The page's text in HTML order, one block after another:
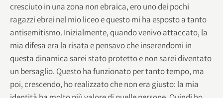
cresciuto in una zona non ebraica, ero uno dei pochi
ragazzi ebrei nel mio liceo e questo mi ha esposto a tanto
antisemitismo. Inizialmente, quando venivo attaccato, la
mia difesa era la risata e pensavo che inserendomi in
questa dinamica sarei stato protetto e non sarei diventato
un bersaglio. Questo ha funzionato per tanto tempo, ma
poi, crescendo, ho realizzato che non era giusto: la mia